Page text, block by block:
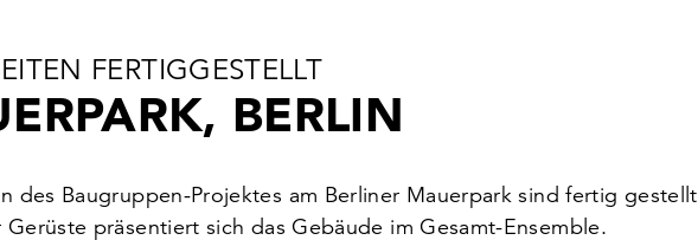
FERTIGGESTELLT
BERLIN
des Baugruppen-Projektes am Berliner Mauerpark sind fertig gestellt
präsentiert sich das Gebäude im Gesamt-Ensemble.